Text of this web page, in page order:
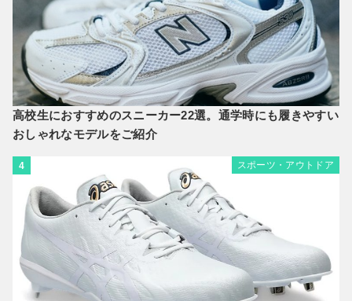
高校生におすすめのスニーカー22選。通学時にも履きやすい
おしゃれなモデルをご紹介
4 スポーツ・アウトドア